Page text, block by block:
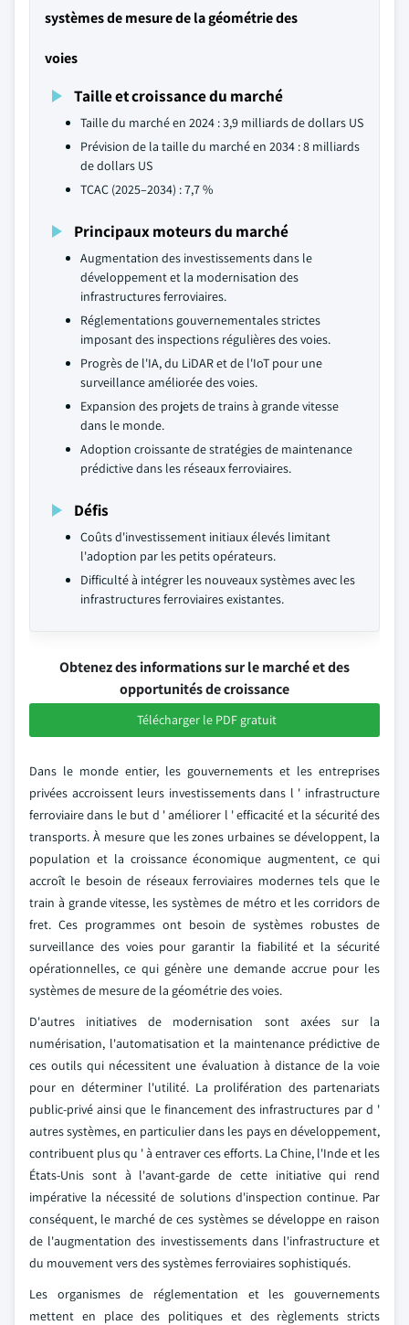
systèmes de mesure de la géométrie des
voies
Taille et croissance du marché
Taille du marché en 2024 : 3,9 milliards de dollars US
Prévision de la taille du marché en 2034 : 8 milliards
de dollars US
TCAC (2025–2034) : 7,7 %
Principaux moteurs du marché
Augmentation des investissements dans le
développement et la modernisation des
infrastructures ferroviaires.
Réglementations gouvernementales strictes
imposant des inspections régulières des voies.
Progrès de l'IA, du LiDAR et de l'IoT pour une
surveillance améliorée des voies.
Expansion des projets de trains à grande vitesse
dans le monde.
Adoption croissante de stratégies de maintenance
prédictive dans les réseaux ferroviaires.
Défis
Coûts d'investissement initiaux élevés limitant
l'adoption par les petits opérateurs.
Difficulté à intégrer les nouveaux systèmes avec les
infrastructures ferroviaires existantes.
Obtenez des informations sur le marché et des
opportunités de croissance
Télécharger le PDF gratuit
Dans le monde entier, les gouvernements et les entreprises
privées accroissent leurs investissements dans l ' infrastructure
ferroviaire dans le but d ' améliorer l ' efficacité et la sécurité des
transports. À mesure que les zones urbaines se développent, la
population et la croissance économique augmentent, ce qui
accroît le besoin de réseaux ferroviaires modernes tels que le
train à grande vitesse, les systèmes de métro et les corridors de
fret. Ces programmes ont besoin de systèmes robustes de
surveillance des voies pour garantir la fiabilité et la sécurité
opérationnelles, ce qui génère une demande accrue pour les
systèmes de mesure de la géométrie des voies.
D'autres initiatives de modernisation sont axées sur la
numérisation, l'automatisation et la maintenance prédictive de
ces outils qui nécessitent une évaluation à distance de la voie
pour en déterminer l'utilité. La prolifération des partenariats
public-privé ainsi que le financement des infrastructures par d '
autres systèmes, en particulier dans les pays en développement,
contribuent plus qu ' à entraver ces efforts. La Chine, l'Inde et les
États-Unis sont à l'avant-garde de cette initiative qui rend
impérative la nécessité de solutions d'inspection continue. Par
conséquent, le marché de ces systèmes se développe en raison
de l'augmentation des investissements dans l'infrastructure et
du mouvement vers des systèmes ferroviaires sophistiqués.
Les organismes de réglementation et les gouvernements
mettent en place des politiques et des règlements stricts